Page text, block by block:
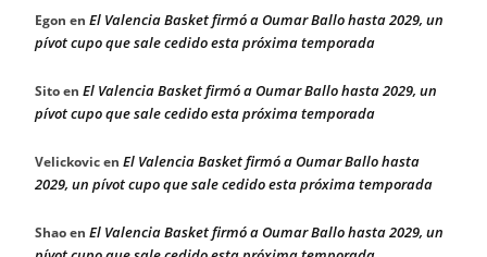
Egon en El Valencia Basket firmó a Oumar Ballo hasta 2029, un
pívot cupo que sale cedido esta próxima temporada
Sitoen El Valencia Basket firmó a Oumar Ballo hasta 2029, un
pívot cupo que sale cedido esta próxima temporada
Velickovicen El Valencia Basket firmó a Oumar Ballo hasta
2029, un pívot cupo que sale cedido esta próxima temporada
Shaoen El Valencia Basket firmó a Oumar Ballo hasta 2029, un